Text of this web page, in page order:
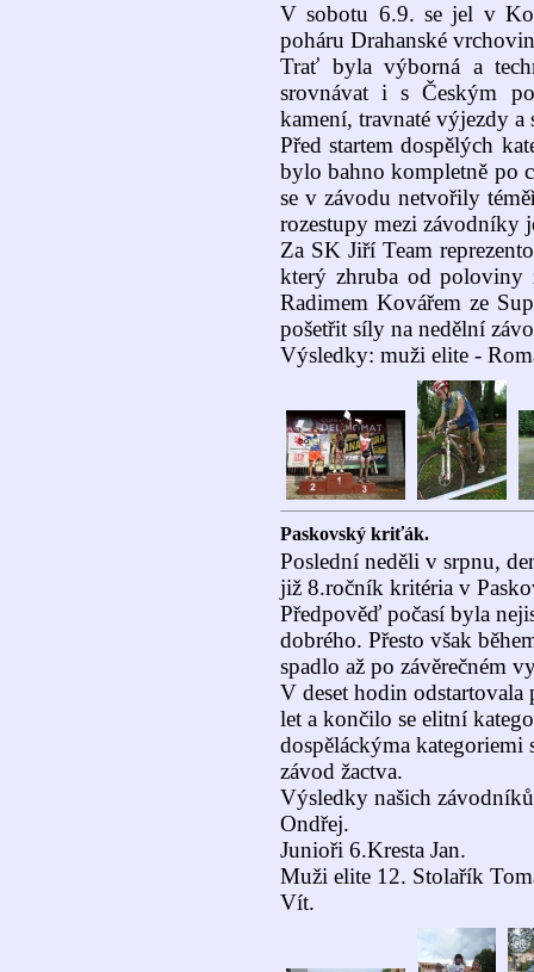
V sobotu 6.9. se jel v
poháru Drahanské
Trať byla výborná a
srovnávat i s Českým
kamení, travnaté výjezdy
Před startem dospělých
bylo bahno kompletně po
se v závodu netvořily
rozestupy mezi závodníky
Za SK Jiří Team
který zhruba od poloviny
Radimem Kovářem ze
pošetřit síly na nedělní
Výsledky: muži elite -
Paskovský kriťák.
Poslední neděli v srpnu,
již 8.ročník kritéria v
Předpověď počasí byla
dobrého. Přesto však
spadlo až po závěrečném
V deset hodin
let a končilo se elitní
dospěláckýma kategoriemi
závod žactva.
Výsledky našich
Ondřej.
Junioři 6.Kresta Jan.
Muži elite 12. Stolařík
Vít.